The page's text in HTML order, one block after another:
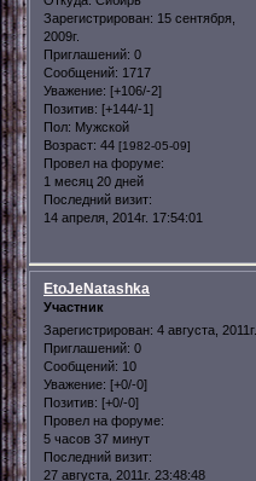
Зарегистрирован: 15 сентября,
2009г.
Приглашений: 0
Сообщений: 1717
Уважение: [+106/-2]
Позитив: [+144/-1]
Пол: Мужской
Возраст: 44 [1982-05-09]
Провел на форуме:
1 месяц 20 дней
Последний визит:
14 апреля, 2014г. 17:54:01
EtoJeNatashka
Участник
Зарегистрирован: 4 августа, 2011г.
Приглашений: 0
Сообщений: 10
Уважение: [+0/-0]
Позитив: [+0/-0]
Провел на форуме:
5 часов 37 минут
Последний визит:
27 августа, 2011г. 23:48:48